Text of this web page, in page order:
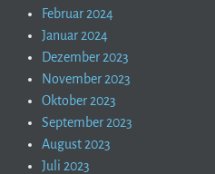
Februar 2024
Januar 2024
Dezember 2023
November 2023
Oktober 2023
September 2023
August 2023
Juli 2023